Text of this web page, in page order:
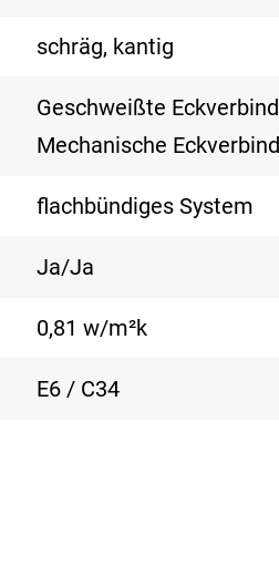
schräg, kantig
Geschweißte
Mechanische
flachbündiges System
Ja/Ja
0,81 w/m²k
E6 / C34